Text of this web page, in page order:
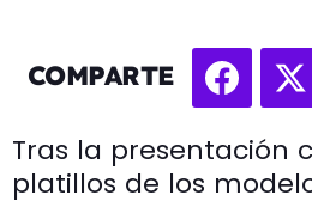
COMPARTE
Tras la presentación
platillos de los